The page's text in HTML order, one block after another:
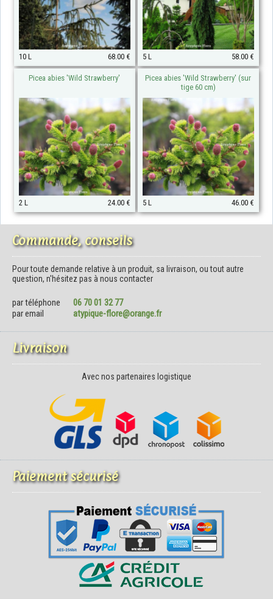
10 L 68.00 € 5 L 58.00 €
Picea abies 'Wild Strawberry'
2 L 24.00 €
Picea abies 'Wild Strawberry' (sur
tige 60 cm)
5 L 46.00 €
Commande, conseils
Pour toute demande relative à un produit, sa livraison, ou tout autre
question, n'hésitez pas à nous contacter
par téléphone
06 70 01 32 77
par email
atypique-flore@orange.fr
Livraison
Avec nos partenaires logistique
Paiement sécurisé